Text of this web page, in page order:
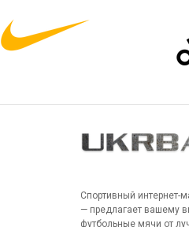
Спортивный интернет-
— предлагает вашему
футбольные мячи от